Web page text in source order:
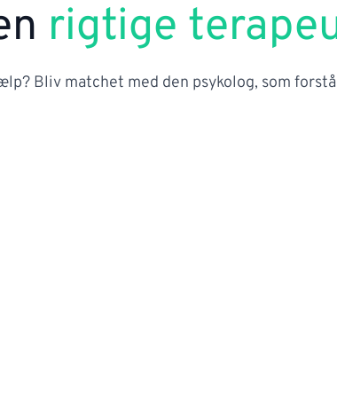
rigtige
Bliv matchet med den psykolog, som